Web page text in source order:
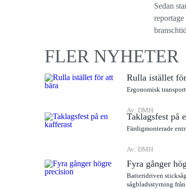
Sedan
FLER NYHETER
Rulla istället
Ergonomisk
Av: DMH
Taklagsfest på
Färdigmonterade
Av: DMH
Fyra gånger
Batteridriven
sågbladsstyrning